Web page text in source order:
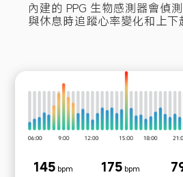
內建的 PPG 生物感測器會偵
與休息時追蹤心率變化和上下
145 bpm 175 bpm